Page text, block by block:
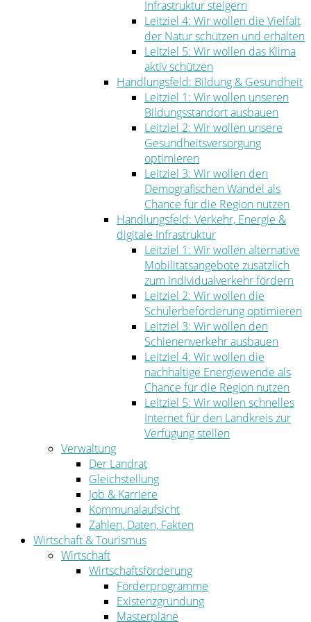
Infrastruktur steigern
Leitziel 4: Wir wollen die Vielfalt
der Natur schützen und erhalten
Leitziel 5: Wir wollen das Klima
aktiv schützen
Handlungsfeld: Bildung & Gesundheit
Leitziel 1: Wir wollen unseren
Bildungsstandort ausbauen
Leitziel 2: Wir wollen unsere
Gesundheitsversorgung
optimieren
Leitziel 3: Wir wollen den
Demografischen Wandel als
Chance für die Region nutzen
Handlungsfeld: Verkehr, Energie &
digitale Infrastruktur
Leitziel 1: Wir wollen alternative
Mobilitätsangebote zusätzlich
zum Individualverkehr fördern
Leitziel 2: Wir wollen die
Schülerbeförderung optimieren
Leitziel 3: Wir wollen den
Schienenverkehr ausbauen
Leitziel 4: Wir wollen die
nachhaltige Energiewende als
Chance für die Region nutzen
Leitziel 5: Wir wollen schnelles
Internet für den Landkreis zur
Verfügung stellen
Verwaltung
Der Landrat
Gleichstellung
Job & Karriere
Kommunalaufsicht
Zahlen, Daten, Fakten
Wirtschaft & Tourismus
Wirtschaft
Wirtschaftsförderung
Förderprogramme
Existenzgründung
Masterpläne